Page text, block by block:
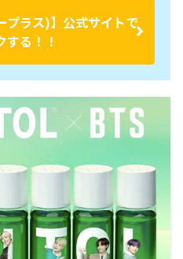
プラス)】公式サイトで
する！！